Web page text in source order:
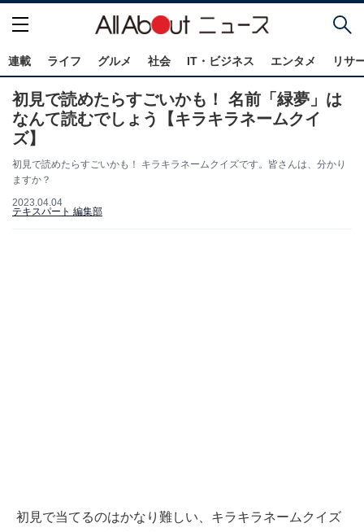
連載 ライフ グルメ 社会 IT・ビジネス エンタメ リサ
初見で読めたらすごいかも！ 名前「緑夢」は
なんて読むでしょう【キラキラネームクイ
ズ】
初見で読めたらすごいかも！ キラキラネームクイズです。皆さんは、分かり
ますか？
2023.04.04
テキスパート 編集部
初見で当てるのはかなり難しい、キラキラネームクイズ